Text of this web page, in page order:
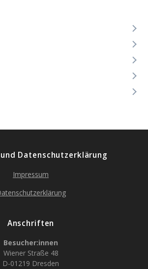
Datenschutzerklärung
Impressum
Anschriften
Besucher:innen
Wiener Straße 48
D-01219 Dresden